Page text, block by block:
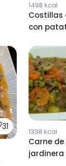
1498 kcal
Costillas
con
31 1338 kcal
Carne
jardinera